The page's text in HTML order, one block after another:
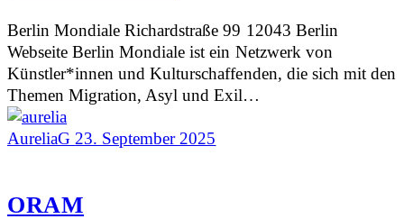
Berlin Mondiale Richardstraße 99 12043 Berlin
Webseite Berlin Mondiale ist ein Netzwerk von
Künstler*innen und Kulturschaffenden, die sich mit den
Themen Migration, Asyl und Exil…
AureliaG23. September 2025
ORAM